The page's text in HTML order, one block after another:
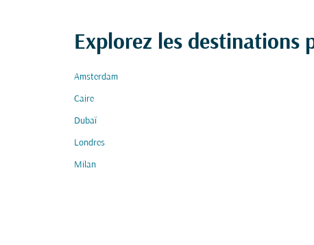
Explorez les destinations
Amsterdam
Caire
Dubaï
Londres
Milan